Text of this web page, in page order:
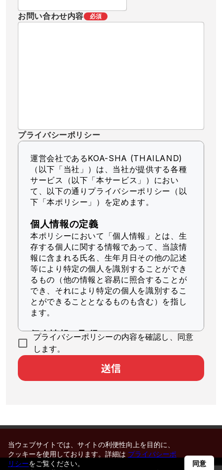
お問い合わせ内容 必須
プライバシーポリシー
運営会社であるKOA-SHA (THAILAND)
（以下「当社」） は、当社が提供する各種
サービス（以下「本サービス」）におい
て、以下の通りプライバシーポリシー（以
下「本ポリシー」）を定めます。
個人情報の定義
本ポリシーにおいて「個人情報」とは、生
存する個人に関する情報であって、当該情
報に含まれる氏名、生年月日その他の記述
等により特定の個人を識別することができ
るもの（他の情報と容易に照合することが
でき、それにより特定の個人を識別するこ
とができることとなるものも含む）を指し
ます。
個人情報の取得
当社は、適法かつ公正な手段によって個人
情報を取得します。
個人情報の利用
本サービスのユーザ個人に対して最適
化された情報を配信するため
統計的分析により本サービスの品質向
プライバシーポリシーの内容を確認し、同意
します。
送信
当ウェブサイトでは、サイトの利便性向上を目的に、
クッキーを使用しております。詳細は プライバシーポ
リシーをご覧ください。
同意